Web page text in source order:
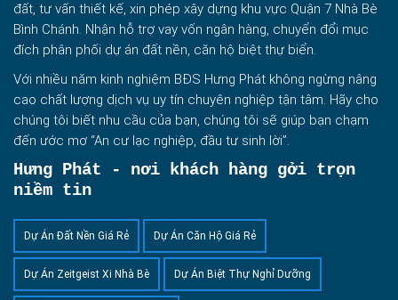
đất, tư vấn thiết kế, xin phép xây dựng khu vực Quận 7 Nhà Bè
Bình Chánh. Nhận hỗ trợ vay vốn ngân hàng, chuyển đổi mục
đích phân phối dự án đất nền, căn hộ biệt thự biển.
Với nhiều năm kinh nghiệm BĐS Hưng Phát không ngừng nâng
cao chất lượng dịch vụ uy tín chuyên nghiệp tận tâm. Hãy cho
chúng tôi biết nhu cầu của bạn, chúng tôi sẽ giúp bạn chạm
đến ước mơ “An cư lạc nghiệp, đầu tư sinh lời”.
Hưng Phát - nơi khách hàng gởi trọn
niềm tin
Dự Án Đất Nền Giá Rẻ Dự Án Căn Hộ Giá Rẻ
Dự Án Zeitgeist Xi Nhà Bè Dự Án Biệt Thự Nghỉ Dưỡng